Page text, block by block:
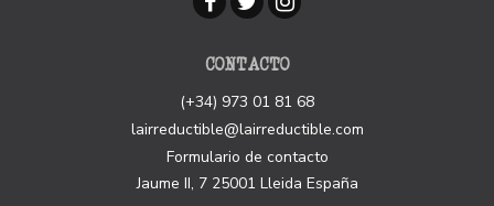
CONTACTO
(+34) 973 01 81 68
lairreductible@lairreductible.com
Formulario de contacto
Jaume II, 7 25001 Lleida España